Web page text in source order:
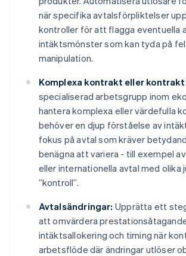
när specifika avtalsförpliktelser
kontroller för att flagga eventuella
intäktsmönster som kan tyda på
manipulation.
Komplexa kontrakt eller
specialiserad arbetsgrupp inom
hantera komplexa eller värdefulla
behöver en djup förståelse av
fokus på avtal som kräver
benägna att variera - till exempel
eller internationella avtal med olika
”kontroll”.
Avtalsändringar: Upprätta ett
att omvärdera
intäktsallokering och timing när
arbetsflöde där ändringar utlöser